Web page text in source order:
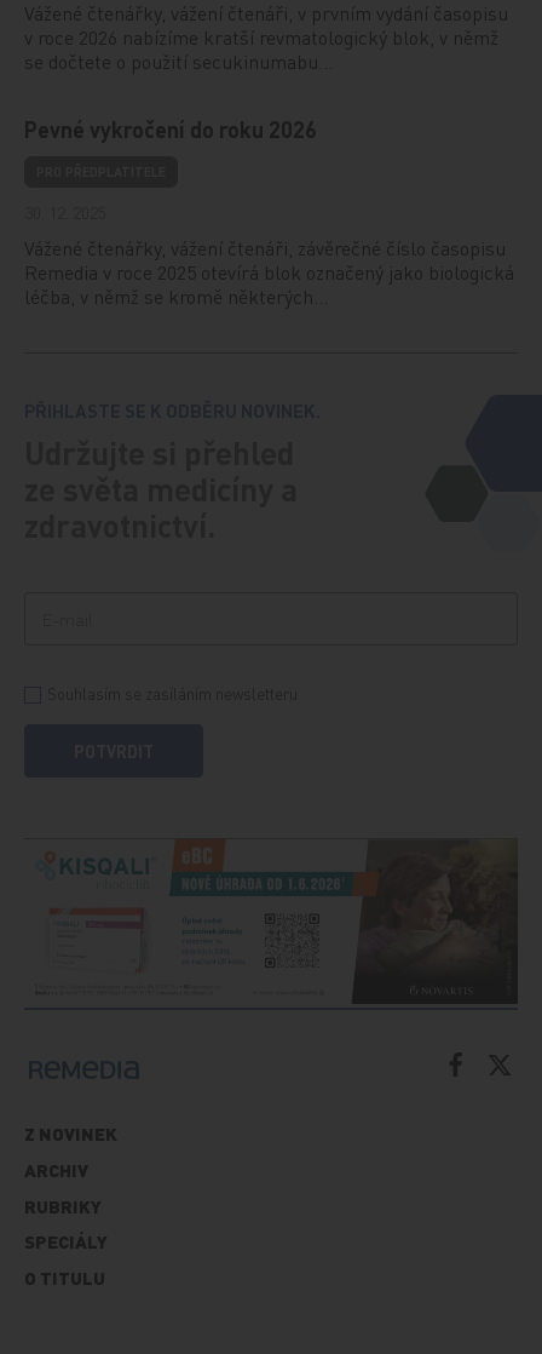
Vážené čtenářky, vážení čtenáři, v prvním vydání časopisu
v roce 2026 nabízíme kratší revmatologický blok, v němž
se dočtete o použití secukinumabu…
Pevné vykročení do roku 2026
Vážené čtenářky, vážení čtenáři, závěrečné číslo časopisu
Remedia v roce 2025 otevírá blok označený jako biologická
léčba, v němž se kromě některých…
Z NOVINEK
ARCHIV
RUBRIKY
SPECIÁLY
O TITULU